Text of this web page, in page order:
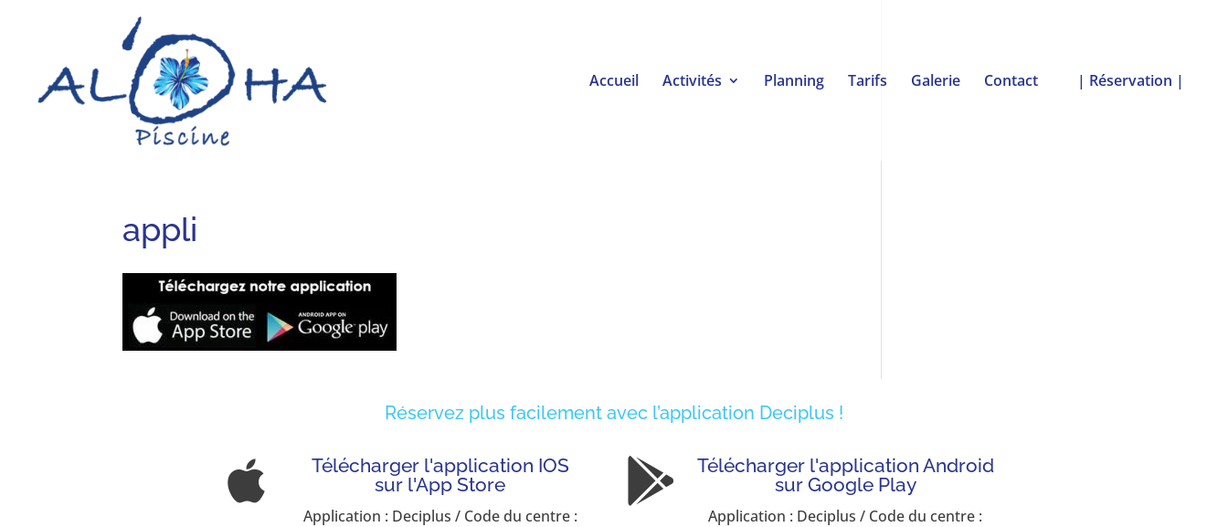
Accueil Activités Planning Tarifs Galerie Contact | Réservation |
appli
Réservez plus facilement avec l’application Deciplus !

Télécharger l'application IOS
sur l'App Store
Application : Deciplus / Code du centre :

Télécharger l'application Android
sur Google Play
Application : Deciplus / Code du centre :